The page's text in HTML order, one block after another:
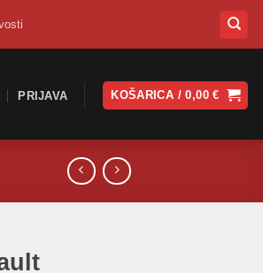
PRIJAVA KOŠARICA /0,00€